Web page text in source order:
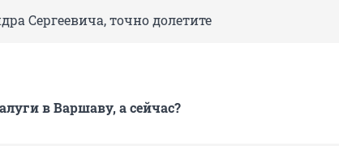
Сергеевича, точно долетите
в Варшаву, а сейчас?